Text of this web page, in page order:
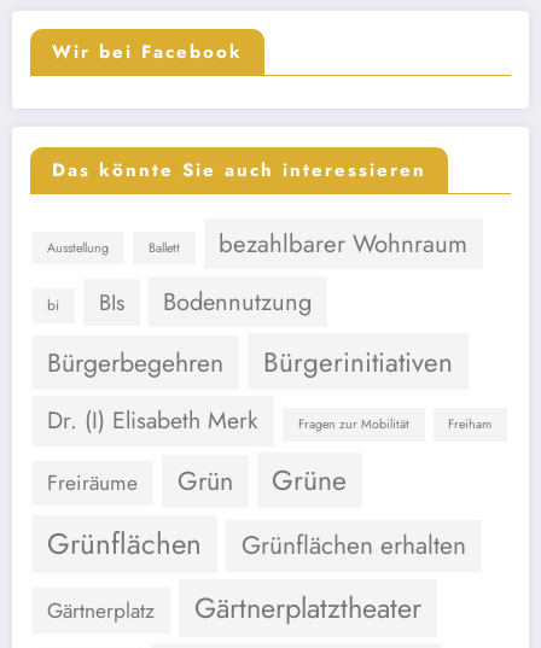
Wir bei Facebook
Das könnte Sie auch interessieren
Ausstellung Ballett bezahlbarer Wohnraum
bi BIs Bodennutzung
Bürgerbegehren Bürgerinitiativen
Dr. (I) Elisabeth Merk Fragen zur Mobilität Freiham
Freiräume Grün Grüne
Grünflächen Grünflächen erhalten
Gärtnerplatz Gärtnerplatztheater